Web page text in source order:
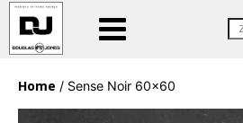
Home / Sense Noir 60×60